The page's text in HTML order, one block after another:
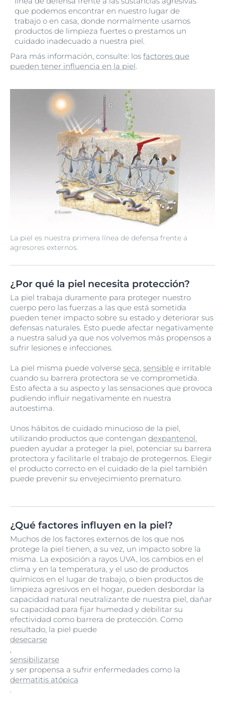
que podemos encontrar en nuestro lugar de
trabajo o en casa, donde normalmente usamos
productos de limpieza fuertes o prestamos un
cuidado inadecuado a nuestra piel.
Para más información, consulte: los factores que
pueden tener influencia en la piel.
La piel es nuestra primera línea de defensa frente a
agresores externos.
¿Por qué la piel necesita protección?
La piel trabaja duramente para proteger nuestro
cuerpo pero las fuerzas a las que está sometida
pueden tener impacto sobre su estado y deteriorar sus
defensas naturales. Esto puede afectar negativamente
a nuestra salud ya que nos volvemos más propensos a
sufrir lesiones e infecciones.
La piel misma puede volverse seca sensible e irritable
cuando su barrera protectora se ve comprometida.
Esto afecta a su aspecto y las sensaciones que provoca
pudiendo influir negativamente en nuestra
autoestima.
Unos hábitos de cuidado minucioso de la piel,
utilizando productos que contengan dexpantenol
pueden ayudar a proteger la piel, potenciar su barrera
protectora y facilitarle el trabajo de protegernos. Elegir
el producto correcto en el cuidado de la piel también
puede prevenir su envejecimiento prematuro.
¿Qué factores influyen en la piel?
Muchos de los factores externos de los que nos
protege la piel tienen, a su vez, un impacto sobre la
misma. La exposición a rayos UVA, los cambios en el
clima y en la temperatura, y el uso de productos
químicos en el lugar de trabajo, o bien productos de
limpieza agresivos en el hogar, pueden desbordar la
capacidad natural neutralizante de nuestra piel, dañar
su capacidad para fijar humedad y debilitar su
efectividad como barrera de protección. Como
resultado, la piel puede
desecarse
sensibilizarse
y ser propensa a sufrir enfermedades como la
dermatitis atópica